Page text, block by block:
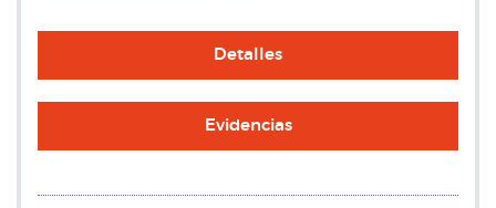
Detalles
Evidencias